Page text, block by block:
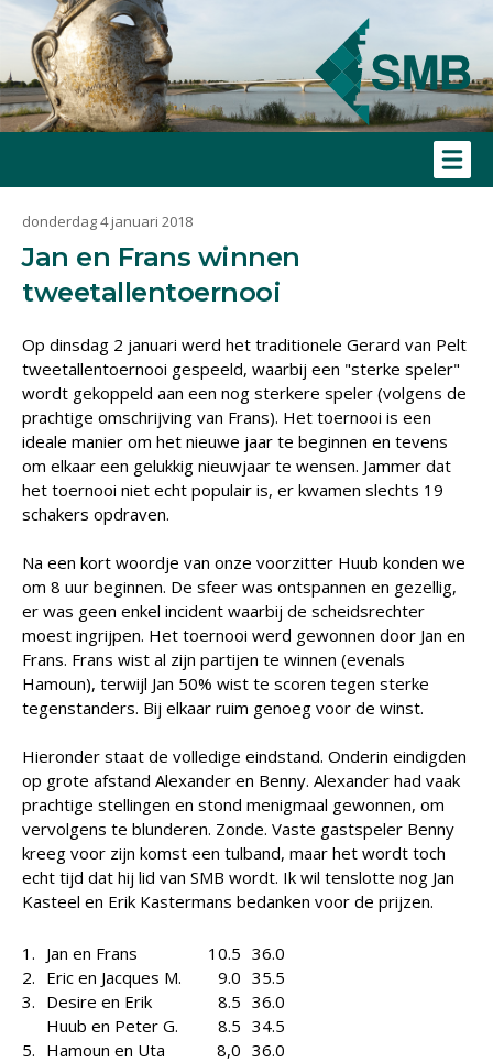
donderdag 4 januari 2018
Jan en Frans winnen
tweetallentoernooi
Op dinsdag 2 januari werd het traditionele Gerard van Pelt
tweetallentoernooi gespeeld, waarbij een "sterke speler"
wordt gekoppeld aan een nog sterkere speler (volgens de
prachtige omschrijving van Frans). Het toernooi is een
ideale manier om het nieuwe jaar te beginnen en tevens
om elkaar een gelukkig nieuwjaar te wensen. Jammer dat
het toernooi niet echt populair is, er kwamen slechts 19
schakers opdraven.
Na een kort woordje van onze voorzitter Huub konden we
om 8 uur beginnen. De sfeer was ontspannen en gezellig,
er was geen enkel incident waarbij de scheidsrechter
moest ingrijpen. Het toernooi werd gewonnen door Jan en
Frans. Frans wist al zijn partijen te winnen (evenals
Hamoun), terwijl Jan 50% wist te scoren tegen sterke
tegenstanders. Bij elkaar ruim genoeg voor de winst.
Hieronder staat de volledige eindstand. Onderin eindigden
op grote afstand Alexander en Benny. Alexander had vaak
prachtige stellingen en stond menigmaal gewonnen, om
vervolgens te blunderen. Zonde. Vaste gastspeler Benny
kreeg voor zijn komst een tulband, maar het wordt toch
echt tijd dat hij lid van SMB wordt. Ik wil tenslotte nog Jan
Kasteel en Erik Kastermans bedanken voor de prijzen.
1. Jan en Frans 10.5 36.0
2. Eric en Jacques M. 9.0 35.5
3. Desire en Erik 8.5 36.0
Huub en Peter G.
8.5 34.5
5. Hamoun en Uta 8,0 36.0